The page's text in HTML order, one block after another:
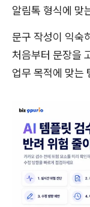
알림톡 형식에 맞
문구 작성이 익숙
처음부터 문장을
업무 목적에 맞는